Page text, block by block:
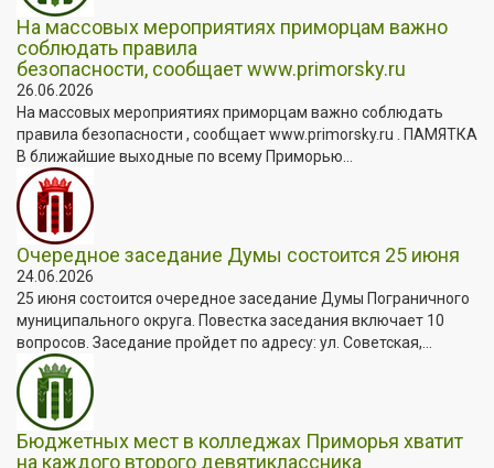
На массовых мероприятиях приморцам важно
соблюдать правила
безопасности, сообщает www.primorsky.ru
26.06.2026
На массовых мероприятиях приморцам важно соблюдать
правила безопасности , сообщает www.primorsky.ru . ПАМЯТКА
В ближайшие выходные по всему Приморью...
Очередное заседание Думы состоится 25 июня
24.06.2026
25 июня состоится очередное заседание Думы Пограничного
муниципального округа. Повестка заседания включает 10
вопросов. Заседание пройдет по адресу: ул. Советская,...
Бюджетных мест в колледжах Приморья хватит
на каждого второго девятиклассника